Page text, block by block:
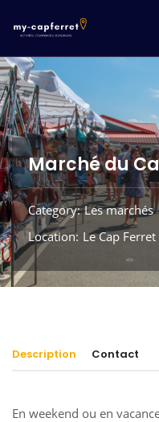
Marché du
Category Les marchés
Location Le Cap Ferret
Description Contact
En weekend ou en